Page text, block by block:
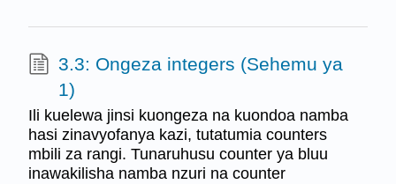
3.3: Ongeza integers (Sehemu ya
1)
Ili kuelewa jinsi kuongeza na kuondoa namba
hasi zinavyofanya kazi, tutatumia counters
mbili za rangi. Tunaruhusu counter ya bluu
inawakilisha namba nzuri na counter